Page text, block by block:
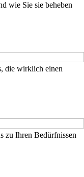
wie Sie sie beheben
die wirklich einen
zu Ihren Bedürfnissen